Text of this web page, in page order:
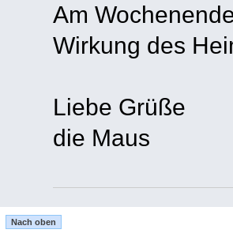
Am
Wirkung des
Liebe Grüße
die Maus
Nach oben